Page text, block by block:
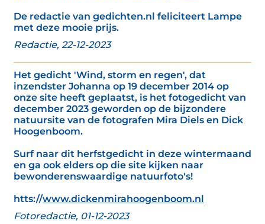
De redactie van gedichten.nl feliciteert Lampe
met deze mooie prijs.
Redactie, 22-12-2023
Het gedicht 'Wind, storm en regen', dat
inzendster Johanna op 19 december 2014 op
onze site heeft geplaatst, is het fotogedicht van
december 2023 geworden op de bijzondere
natuursite van de fotografen Mira Diels en Dick
Hoogenboom.
Surf naar dit herfstgedicht in deze wintermaand
en ga ook elders op die site kijken naar
bewonderenswaardige natuurfoto's!
htts://www.dickenmirahoogenboom.nl
Fotoredactie, 01-12-2023